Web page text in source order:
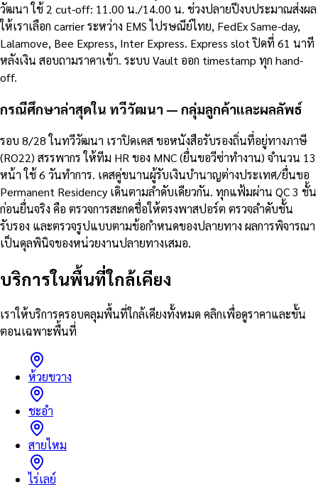
วัฒนา ใช้ 2 cut-off: 11.00 น./14.00 น. ช่วงปลายปีงบประมาณส่งผล
ให้เราเลือก carrier ระหว่าง EMS ไปรษณีย์ไทย, FedEx Same-day,
Lalamove, Bee Express, Inter Express. Express slot ปิดที่ 61 นาที
หลังเงิน สอบถามราคาเข้า. ระบบ Vault ออก timestamp ทุก hand-
off.
กรณีศึกษาล่าสุดใน ทวีวัฒนา — กลุ่มลูกค้าและผลลัพธ์
รอบ 8/28 ในทวีวัฒนา เราปิดเคส ขอหนังสือรับรองถิ่นที่อยู่ทางภาษี
(RO22) สรรพากร ให้ทีม HR ของ MNC (ยื่นขอวีซ่าทำงาน) จำนวน 13
หน้า ใช้ 6 วันทำการ. เคสคู่ขนานผู้รับเงินบำนาญต่างประเทศ/ยื่นขอ
Permanent Residency เดินตามลำดับเดียวกัน. ทุกแฟ้มผ่าน QC 3 ชั้น
ก่อนยื่นจริง คือ ตรวจการสะกดชื่อให้ตรงพาสปอร์ต ตรวจลำดับชั้น
รับรอง และตรวจรูปแบบตามข้อกำหนดของปลายทาง ผลการพิจารณา
เป็นดุลพินิจของหน่วยงานปลายทางเสมอ.
บริการในพื้นที่ใกล้เคียง
เราให้บริการครอบคลุมพื้นที่ใกล้เคียงทั้งหมด คลิกเพื่อดูราคาและขั้น
ตอนเฉพาะพื้นที่
ห้วยขวาง
ชะอำ
สายไหม
ไร่เลย์